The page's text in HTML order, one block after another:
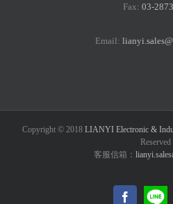
Fax: 03-
Email:
Copyright © 2018 LIANYI Electronic &
Reserved
客服信箱：
Facebook